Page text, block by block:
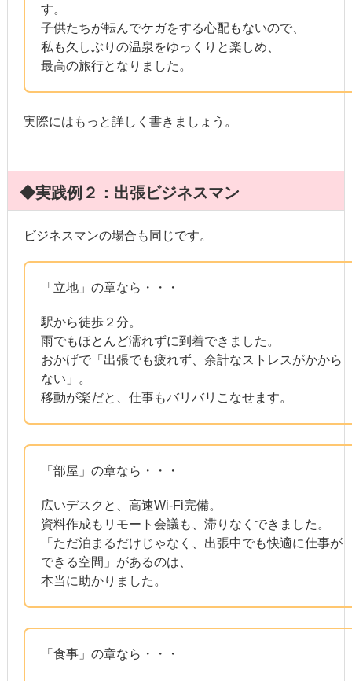
す。
子供たちが転んでケガをする心配もないので、
私も久しぶりの温泉をゆっくりと楽しめ、
最高の旅行となりました。
実際にはもっと詳しく書きましょう。
◆実践例２：出張ビジネスマン
ビジネスマンの場合も同じです。
「立地」の章なら・・・
駅から徒歩２分。
雨でもほとんど濡れずに到着できました。
おかげで「出張でも疲れず、余計なストレスがかから
ない」。
移動が楽だと、仕事もバリバリこなせます。
「部屋」の章なら・・・
広いデスクと、高速Wi-Fi完備。
資料作成もリモート会議も、滞りなくできました。
「ただ泊まるだけじゃなく、出張中でも快適に仕事が
できる空間」があるのは、
本当に助かりました。
「食事」の章なら・・・